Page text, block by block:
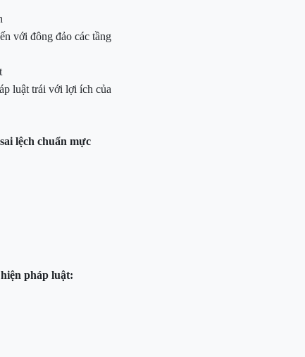
với đông đảo các tầng
luật trái với lợi ích của
lệch chuẩn mực
pháp luật: